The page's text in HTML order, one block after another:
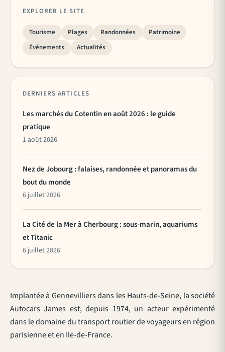
Implantée à Gennevilliers dans les Hauts-de-Seine, la société
Autocars James est, depuis 1974, un acteur expérimenté
dans le domaine du transport routier de voyageurs en région
parisienne et en Ile-de-France.
EXPLORER LE SITE
Tourisme Plages Randonnées
Patrimoine
Événements
Actualités
DERNIERS ARTICLES
Les marchés du Cotentin en août 2026 : le guide
pratique
1 août 2026
Nez de Jobourg : falaises, randonnée et panoramas du
bout du monde
6 juillet 2026
La Cité de la Mer à Cherbourg : sous-marin, aquariums
et Titanic
6 juillet 2026